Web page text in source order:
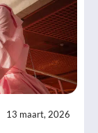
13 maart, 2026